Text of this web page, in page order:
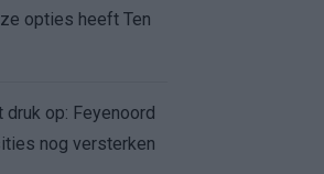
opties heeft Ten
op: Feyenoord
nog versterken